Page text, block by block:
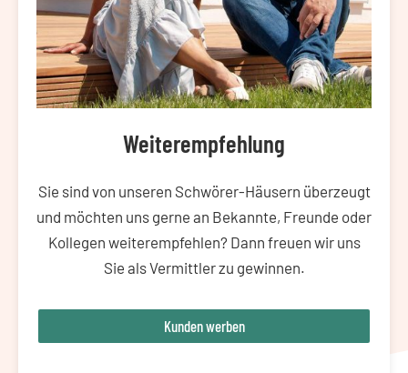
Weiterempfehlung
Sie sind von unseren Schwörer-Häusern überzeugt
und möchten uns gerne an Bekannte, Freunde oder
Kollegen weiterempfehlen? Dann freuen wir uns
Sie als Vermittler zu gewinnen.
Kunden werben